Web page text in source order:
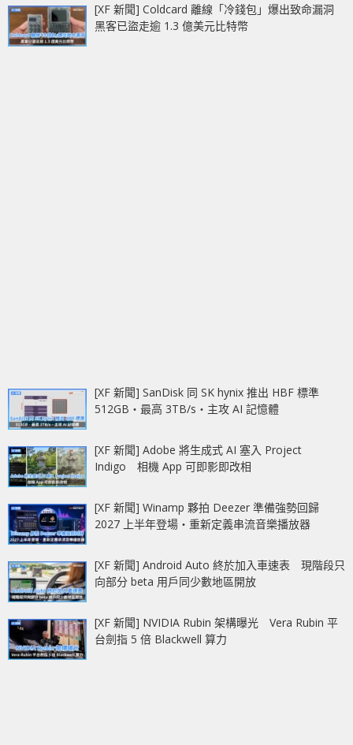
[XF 新聞] Coldcard 離線「冷錢包」爆出致命漏洞
黑客已盜走逾 1.3 億美元比特幣
[XF 新聞] SanDisk 同 SK hynix 推出 HBF 標準
512GB‧最高 3TB/s‧主攻 AI 記憶體
[XF 新聞] Adobe 將生成式 AI 塞入 Project
Indigo 相機 App 可即影即改相
[XF 新聞] Winamp 夥拍 Deezer 準備強勢回歸
2027 上半年登場‧重新定義串流音樂播放器
[XF 新聞] Android Auto 終於加入車速表 現階段只
向部分 beta 用戶同少數地區開放
[XF 新聞] NVIDIA Rubin 架構曝光 Vera Rubin 平
台劍指 5 倍 Blackwell 算力